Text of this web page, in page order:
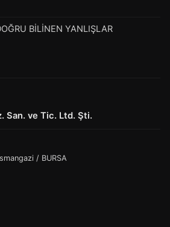
BİLİNEN YANLIŞLAR
San. ve Tic. Ltd. Şti.
/ BURSA